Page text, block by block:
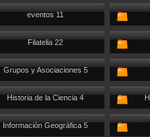
eventos 11
Filatelia 22
Grupos y Asociaciones 5
Historia de la Ciencia 4
Información Geográfica 5